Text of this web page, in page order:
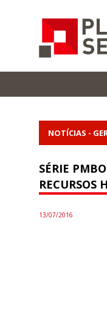
NOTÍCIAS -
SÉRIE
RECURSOS
13/07/2016